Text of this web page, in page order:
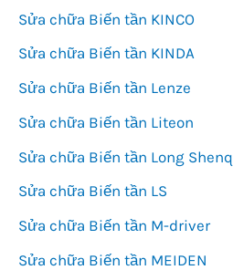
Sửa chữa Biến tần KINCO
Sửa chữa Biến tần KINDA
Sửa chữa Biến tần Lenze
Sửa chữa Biến tần Liteon
Sửa chữa Biến tần Long Shenq
Sửa chữa Biến tần LS
Sửa chữa Biến tần M-driver
Sửa chữa Biến tần MEIDEN